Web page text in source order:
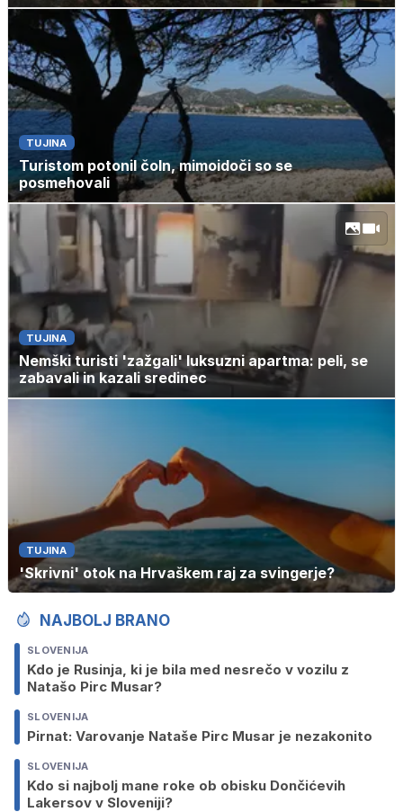
TUJINA
Turistom potonil čoln, mimoidoči so se
posmehovali
TUJINA
Nemški turisti 'zažgali' luksuzni apartma: peli, se
zabavali in kazali sredinec
TUJINA
'Skrivni' otok na Hrvaškem raj za svingerje?
NAJBOLJ BRANO
SLOVENIJA
Kdo je Rusinja, ki je bila med nesrečo v vozilu z
Natašo Pirc Musar?
SLOVENIJA
Pirnat: Varovanje Nataše Pirc Musar je nezakonito
SLOVENIJA
Kdo si najbolj mane roke ob obisku Dončićevih
Lakersov v Sloveniji?